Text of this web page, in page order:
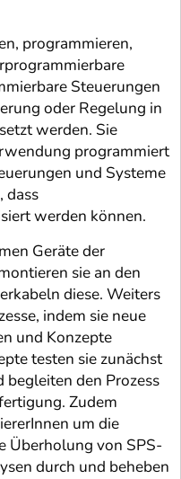
programmieren,
Steuerungen
oder Regelung in
werden. Sie
programmiert
und Systeme
dass
werden können.
Geräte der
sie an den
diese. Weiters
indem sie neue
und Konzepte
testen sie zunächst
den Prozess
Zudem
um die
Überholung von SPS-
durch und beheben